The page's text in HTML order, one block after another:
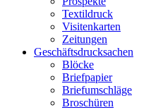
Textildruck
Visitenkarten
Zeitungen
Geschäftsdrucksachen
Blöcke
Briefpapier
Briefumschläge
Broschüren